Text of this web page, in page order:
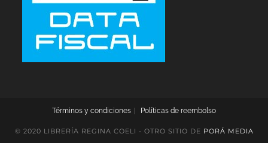
Términos y condiciones Políticas de reembolso
© 2020 LIBRERÍA REGINA COELI - OTRO SITIO DE PORÁ MEDIA